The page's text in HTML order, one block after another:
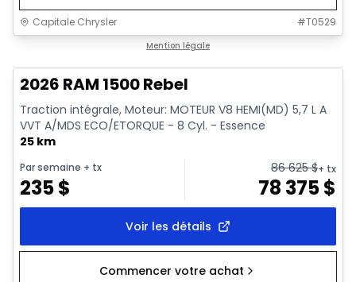
Capitale Chrysler #T0529
Mention légale
2026 RAM 1500 Rebel
Traction intégrale, Moteur: MOTEUR V8 HEMI(MD) 5,7 L A
VVT A/MDS ECO/ETORQUE - 8 Cyl. - Essence
25 km
Par semaine + tx
235$
86 625$+ tx
78 375$
Voir les détails
Commencer votre achat